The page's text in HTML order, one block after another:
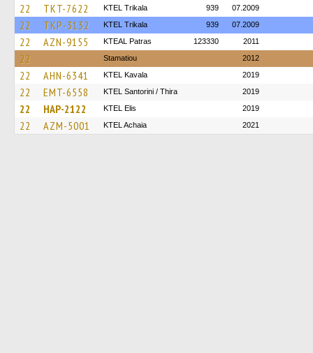
22 TKT-7622 ΚΤΕL Τrikala 939 07.2009
22 TKP-3132 ΚΤΕL Τrikala 939 07.2009
22 AZN-9155 KTEAL Patras 123330 2011
22 Stamatiou 2012
22 AHN-6341 KTEL Kavala 2019
22 EMT-6558 KTEL Santorini / Thira 2019
22 HAP-2122 KTEL Elis 2019
22 AZM-5001 KTEL Achaia 2021